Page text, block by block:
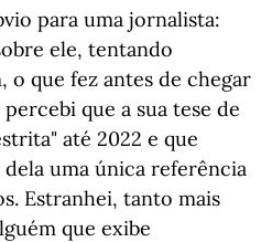
para uma jornalista:
ele, tentando
o que fez antes de chegar
que a sua tese de
até 2022 e que
uma única referência
Estranhei, tanto mais
que exibe